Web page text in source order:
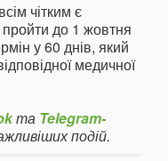
чітким є
до 1 жовтня
у 60 днів, який
медичної
та Telegram-
подій.